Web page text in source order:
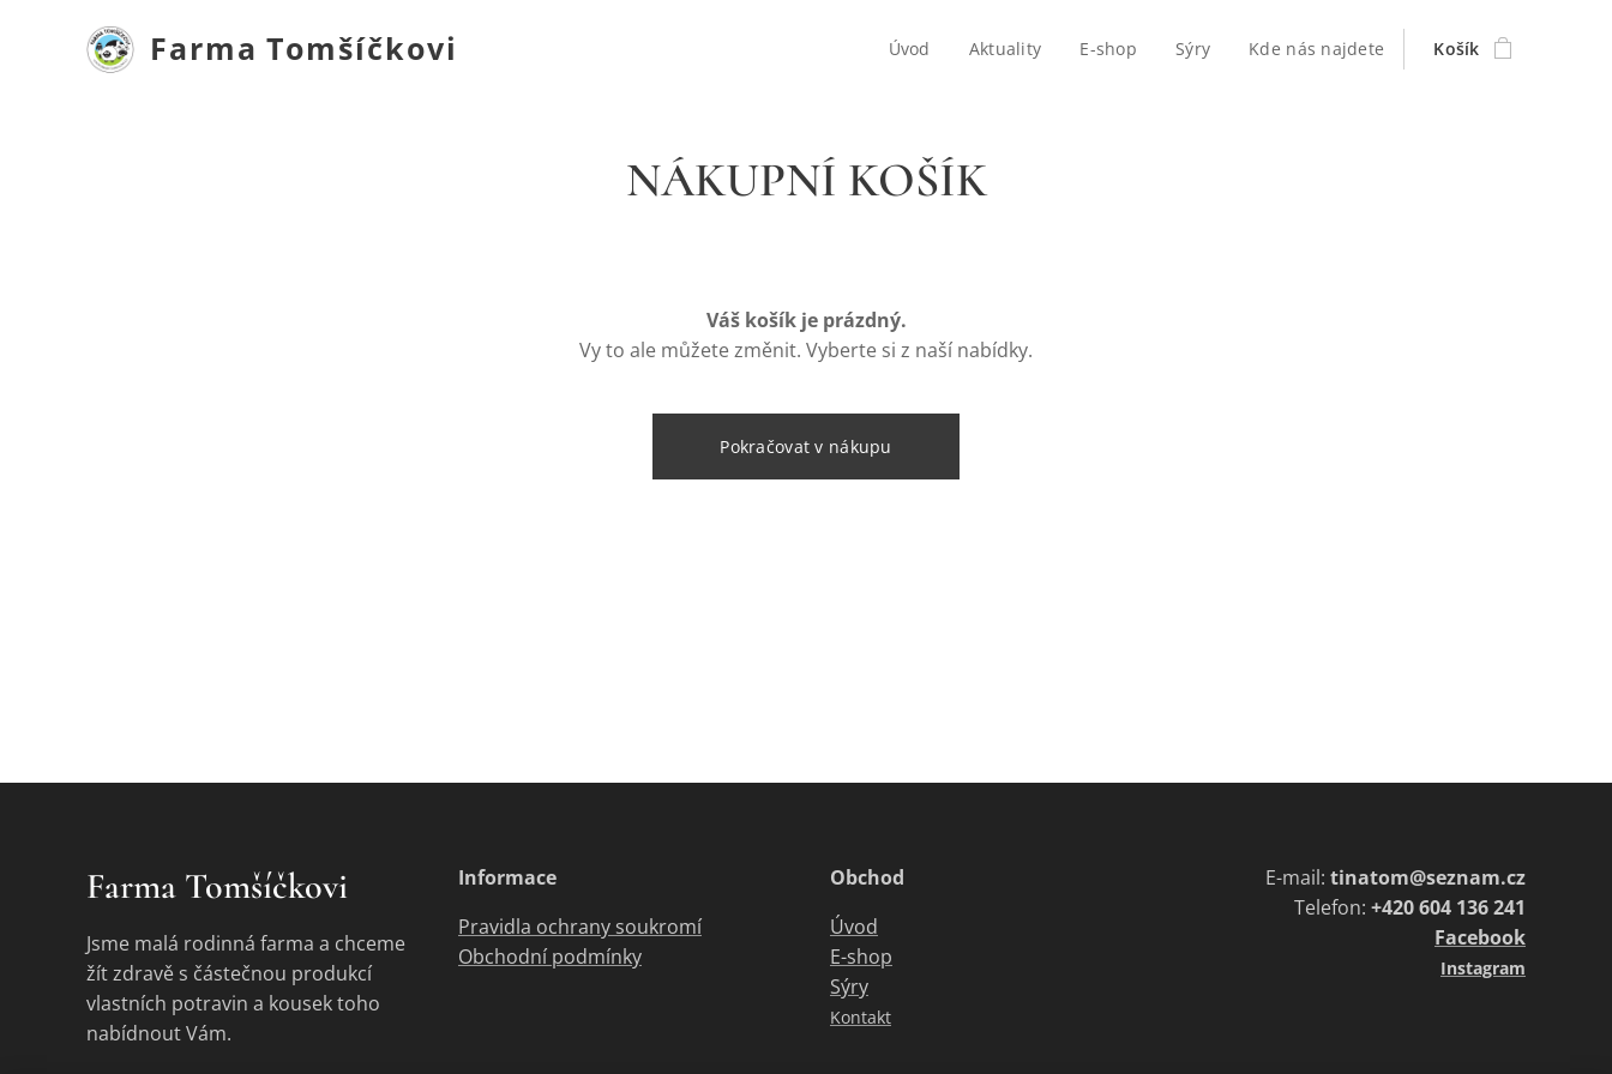
Farma Tomšíčkovi Úvod Aktuality E-shop Sýry Kde nás najdete Košík
NÁKUPNÍ KOŠÍK
Váš košík je prázdný.
Vy to ale můžete změnit. Vyberte si z naší nabídky.
Pokračovat v nákupu
Farma Tomšíčkovi
Jsme malá rodinná farma a chceme
žít zdravě s částečnou produkcí
vlastních potravin a kousek toho
nabídnout Vám.
Informace
Pravidla ochrany soukromí
Obchodní podmínky
Obchod
Úvod
E-shop
Sýry
Kontakt
E-mail: tinatom@seznam.cz
Telefon: +420 604 136 241
Facebook
Instagram